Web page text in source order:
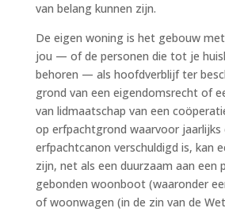
van belang kunnen zijn.
De eigen woning is het gebouw
jou — of de personen die tot je
behoren — als hoofdverblijf ter
grond van een eigendomsrecht of
van lidmaatschap van een
op erfpachtgrond waarvoor jaarlijks
erfpachtcanon verschuldigd is, kan
zijn, net als een duurzaam aan een
gebonden woonboot (waaronder
of woonwagen (in de zin van de